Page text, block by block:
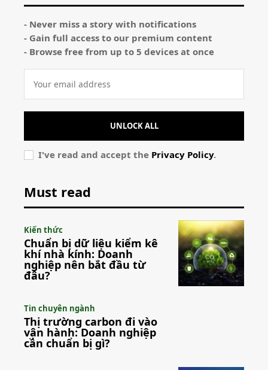
- Never miss a story with notifications
- Gain full access to our premium content
- Browse free from up to 5 devices at once
UNLOCK ALL
I've read and accept the Privacy Policy.
Must read
Kiến thức
Chuẩn bị dữ liệu kiểm kê
khí nhà kính: Doanh
nghiệp nên bắt đầu từ
đâu?
Tin chuyên ngành
Thị trường carbon đi vào
vận hành: Doanh nghiệp
cần chuẩn bị gì?